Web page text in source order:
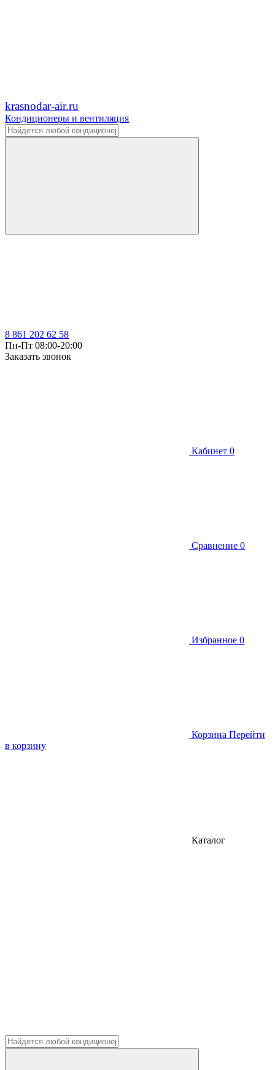
krasnodar-air.ru
Кондиционеры и вентиляция
8 861 202 62 58
Пн-Пт 08:00-20:00
Заказать звонок
Кабинет 0
Сравнение 0
Избранное 0
Корзина Перейти
в корзину
Каталог